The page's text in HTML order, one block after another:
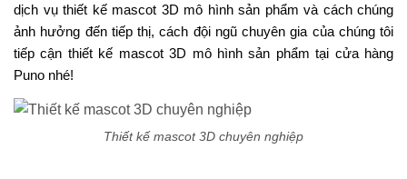
dịch vụ thiết kế mascot 3D mô hình sản phẩm và cách chúng
ảnh hưởng đến tiếp thị, cách đội ngũ chuyên gia của chúng tôi
tiếp cận thiết kế mascot 3D mô hình sản phẩm tại cửa hàng
Puno nhé!
Thiết kế mascot 3D chuyên nghiệp